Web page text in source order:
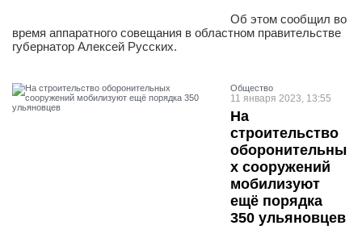
Об этом сообщил во
время аппаратного совещания в областном правительстве
губернатор Алексей Русских.
Общество
11 января 2023, 13:55
На
строительство
оборонительны
х сооружений
мобилизуют
ещё порядка
350 ульяновцев